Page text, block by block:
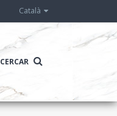
Català
CERCAR